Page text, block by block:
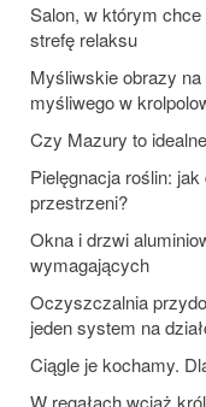
Salon, w którym
strefę relaksu
Myśliwskie obrazy
myśliwego w
Czy Mazury to
Pielęgnacja roślin:
przestrzeni?
Okna i drzwi
wymagających
Oczyszczalnia
jeden system na
Ciągle je kochamy.
W regałach wciąż